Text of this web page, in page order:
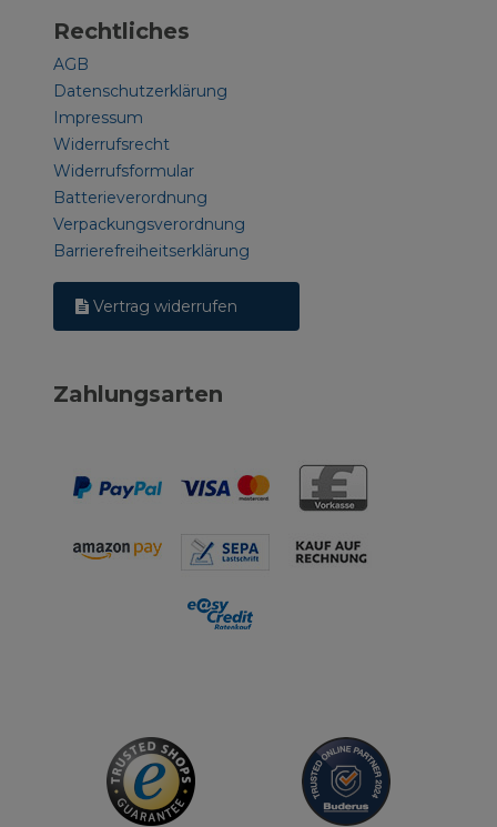
Rechtliches
AGB
Datenschutzerklärung
Impressum
Widerrufsrecht
Widerrufsformular
Batterieverordnung
Verpackungsverordnung
Barrierefreiheitserklärung
Vertrag widerrufen
Zahlungsarten